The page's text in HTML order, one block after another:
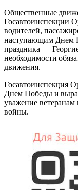
Общественные
Госавтоинспекции
водителей,
наступающим Днем
праздника —
необходимости
движения.
Госавтоинспекция
Днем Победы и
уважение ветеранам
войны.